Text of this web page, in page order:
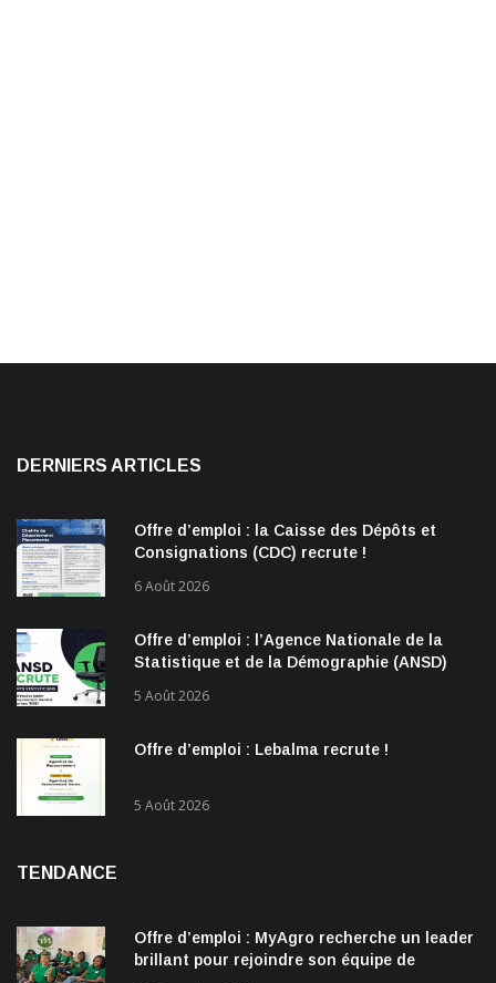
DERNIERS ARTICLES
Offre d’emploi : la Caisse des Dépôts et
Consignations (CDC) recrute !
6 Août 2026
Offre d’emploi : l’Agence Nationale de la
Statistique et de la Démographie (ANSD)
5 Août 2026
Offre d’emploi : Lebalma recrute !
5 Août 2026
TENDANCE
Offre d’emploi : MyAgro recherche un leader
brillant pour rejoindre son équipe de